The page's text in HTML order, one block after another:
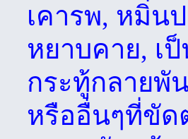
เคารพ, หมิ่น
หยาบคาย, เ
กระทู้กลายพั
หรืออื่นๆที่ขัด